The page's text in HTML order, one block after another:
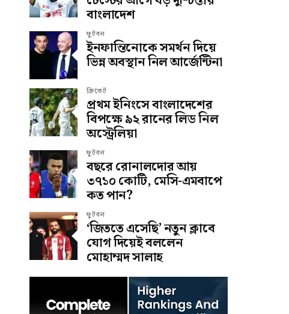
বাংলাদেশ
ফুটবল
ইনফান্তিনোকে সমর্থন দিয়ে
ভিন্ন অবস্থান নিল আর্জেন্টিনা
ক্রিকেট
প্রথম ইনিংসে বাংলাদেশের
বিপক্ষে ৯২ রানের লিড নিল
অস্ট্রেলিয়া
ফুটবল
বছরে রোনালদোর আয়
৩৭১০ কোটি, মেসি-এমবাপে
কত পান?
ফুটবল
‘জিততে এসেছি’ নতুন ক্লাবে
যোগ দিয়েই বললেন
মোহাম্মদ সালাহ